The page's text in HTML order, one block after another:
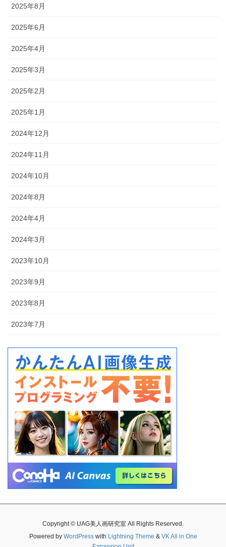
2025年8月
2025年6月
2025年4月
2025年3月
2025年2月
2025年1月
2024年12月
2024年11月
2024年10月
2024年8月
2024年4月
2024年3月
2023年10月
2023年9月
2023年8月
2023年7月
Copyright © UAG美人画研究室 All Rights Reserved.
Powered by WordPresswith Lightning Theme & VK All in One